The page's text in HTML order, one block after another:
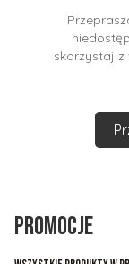
skorzystaj z
Promocje